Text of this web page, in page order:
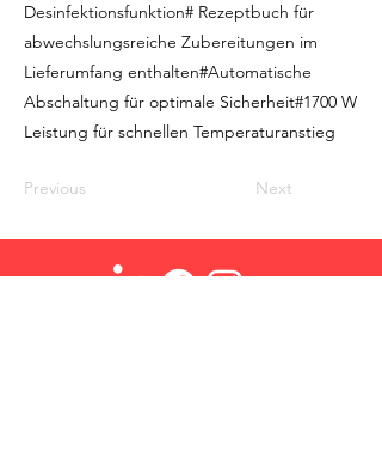
Desinfektionsfunktion# Rezeptbuch für
abwechslungsreiche Zubereitungen im
Lieferumfang enthalten#Automatische
Abschaltung für optimale Sicherheit#1700 W
Leistung für schnellen Temperaturanstieg
Previous Next